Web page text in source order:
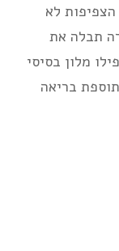
לא
תבלה את
מלון בסיסי
בריאה